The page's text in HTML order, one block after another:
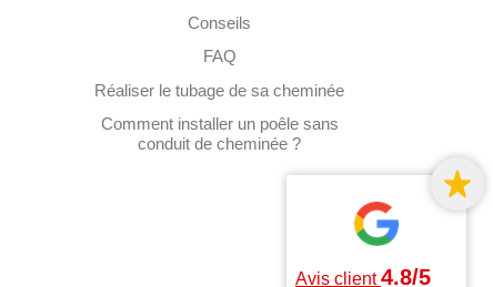
Avis client4.8/5
Conseils
FAQ
Réaliser le tubage de sa cheminée
Comment installer un poêle sans
conduit de cheminée ?